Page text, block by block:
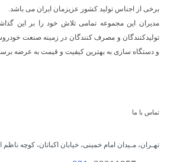
برخی از اجناس تولید کشور عزیزمان ایران می باشد.
مدیران این مجموعه تمامی تلاش خود را بر این
تولیدکنندگان و مصرف کنندگان در زمینه صنعت
و دستگاه سازی به بهترین کیفیت و قیمت به عرضه
تماس با ما
تهـران، مـیدان امام خمینی، خیابان اکباتان، کوچه ناظم